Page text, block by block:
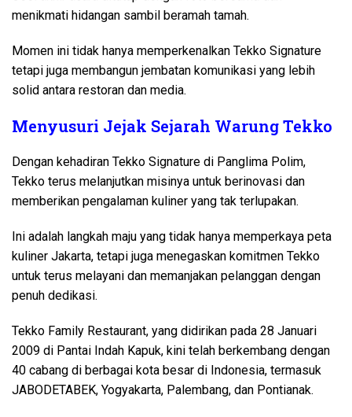
menikmati hidangan sambil beramah tamah.
Momen ini tidak hanya memperkenalkan Tekko Signature
tetapi juga membangun jembatan komunikasi yang lebih
solid antara restoran dan media.
Menyusuri Jejak Sejarah Warung Tekko
Dengan kehadiran Tekko Signature di Panglima Polim,
Tekko terus melanjutkan misinya untuk berinovasi dan
memberikan pengalaman kuliner yang tak terlupakan.
Ini adalah langkah maju yang tidak hanya memperkaya peta
kuliner Jakarta, tetapi juga menegaskan komitmen Tekko
untuk terus melayani dan memanjakan pelanggan dengan
penuh dedikasi.
Tekko Family Restaurant, yang didirikan pada 28 Januari
2009 di Pantai Indah Kapuk, kini telah berkembang dengan
40 cabang di berbagai kota besar di Indonesia, termasuk
JABODETABEK, Yogyakarta, Palembang, dan Pontianak.